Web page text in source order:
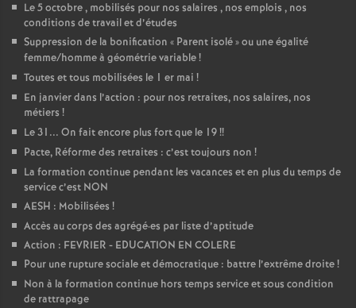
Le 5 octobre , mobilisés pour nos salaires , nos emplois , nos
conditions de travail et d’études
Suppression de la bonification « Parent isolé» ou une égalité
femme/homme à géométrie variable!
Toutes et tous mobilisées le 1 er mai !
En janvier dans l’action : pour nos retraites, nos salaires, nos
métiers !
Le 31... On fait encore plus fort que le 19!!
Pacte, Réforme des retraites : c’est toujours non !
La formation continue pendant les vacances et en plus du temps de
service c’est NON
AESH : Mobilisées !
Accès au corps des agrégé·es par liste d’aptitude
Action : FEVRIER - EDUCATION EN COLERE
Pour une rupture sociale et démocratique : battre l’extrême droite!
Non à la formation continue hors temps service et sous condition
de rattrapage